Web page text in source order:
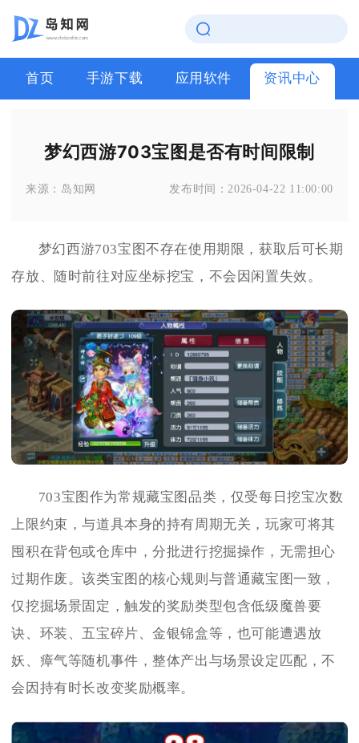
首页 手游下载 应用软件 资讯中心
梦幻西游703宝图是否有时间限制
来源： 岛知网 发布时间： 2026-04-22 11:00:00
梦幻西游703宝图不存在使用期限，获取后可长期
存放、随时前往对应坐标挖宝，不会因闲置失效。
703宝图作为常规藏宝图品类，仅受每日挖宝次数
上限约束，与道具本身的持有周期无关，玩家可将其
囤积在背包或仓库中，分批进行挖掘操作，无需担心
过期作废。该类宝图的核心规则与普通藏宝图一致，
仅挖掘场景固定，触发的奖励类型包含低级魔兽要
诀、环装、五宝碎片、金银锦盒等，也可能遭遇放
妖、瘴气等随机事件，整体产出与场景设定匹配，不
会因持有时长改变奖励概率。